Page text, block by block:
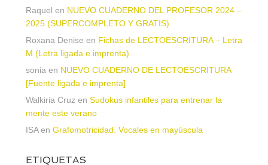
Raquel en NUEVO CUADERNO DEL PROFESOR 2024 –
2025 (SUPERCOMPLETO Y GRATIS)
Roxana Denise en Fichas de LECTOESCRITURA – Letra
M (Letra ligada e imprenta)
sonia en NUEVO CUADERNO DE LECTOESCRITURA
[Fuente ligada e imprenta]
Walkiria Cruz en Sudokus infantiles para entrenar la
mente este verano
ISAen Grafomotricidad. Vocales en mayúscula
ETIQUETAS